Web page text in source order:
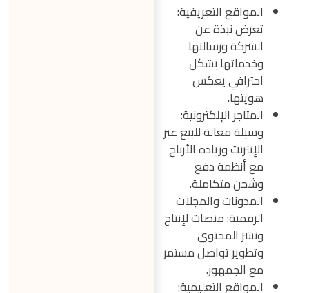
المواقع التعريفية:
تعرض نبذة عن
الشركة ورسالتها
وخدماتها بشكل
احترافي يعكس
هويتها.
المتاجر الإلكترونية:
وسيلة فعالة للبيع عبر
الإنترنت وزيادة الأرباح
مع أنظمة دفع
وشحن متكاملة.
المدونات والمجلات
الرقمية: منصات لإنتاج
ونشر المحتوى
وتطوير تواصل مستمر
مع الجمهور.
المواقع التعليمية: